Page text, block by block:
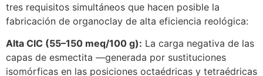
tres requisitos simultáneos que hacen posible la
fabricación de organoclay de alta eficiencia reológica:
Alta CIC (55–150 meq/100 g): La carga negativa de las
capas de esmectita —generada por sustituciones
isomórficas en las posiciones octaédricas y tetraédricas